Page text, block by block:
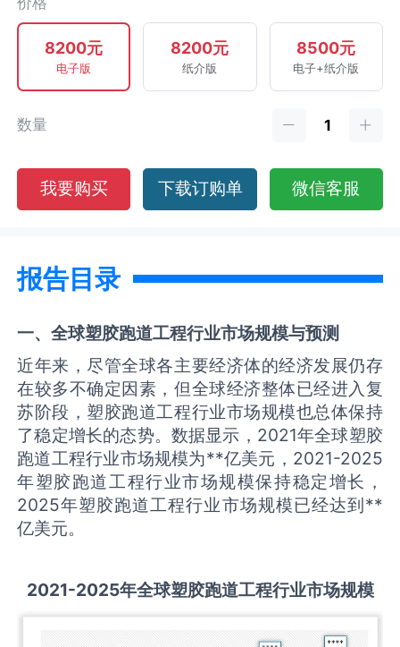
8200元
电子版
8200元
纸介版
8500元
电子+纸介版
数量
我要购买 下载订购单 微信客服
报告目录
一、全球塑胶跑道工程行业市场规模与预测
近年来，尽管全球各主要经济体的经济发展仍存
在较多不确定因素，但全球经济整体已经进入复
苏阶段，塑胶跑道工程行业市场规模也总体保持
了稳定增长的态势。数据显示，2021年全球塑胶
跑道工程行业市场规模为**亿美元，2021-2025
年塑胶跑道工程行业市场规模保持稳定增长，
2025年塑胶跑道工程行业市场规模已经达到**
亿美元。
2021-2025年全球塑胶跑道工程行业市场规模